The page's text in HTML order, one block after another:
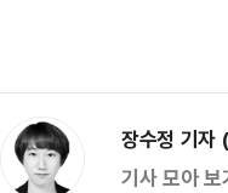
장수정 기
기사 모아 보